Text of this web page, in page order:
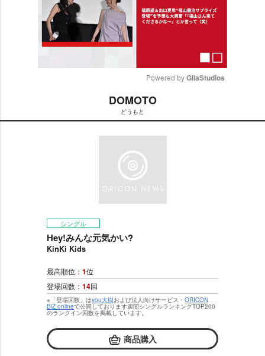
t
Powered by GliaStudios
DOMOTO
どうもと
シングル
Hey!みんな元気かい?
KinKi Kids
最高順位： 1位
登場回数： 14回
※「登場回数」はyou大樹および法人向けサービス・ ORICON
BiZ onlineで公開しております週間シングルランキングTOP200
のランクイン回数を掲載しています。
商品購入